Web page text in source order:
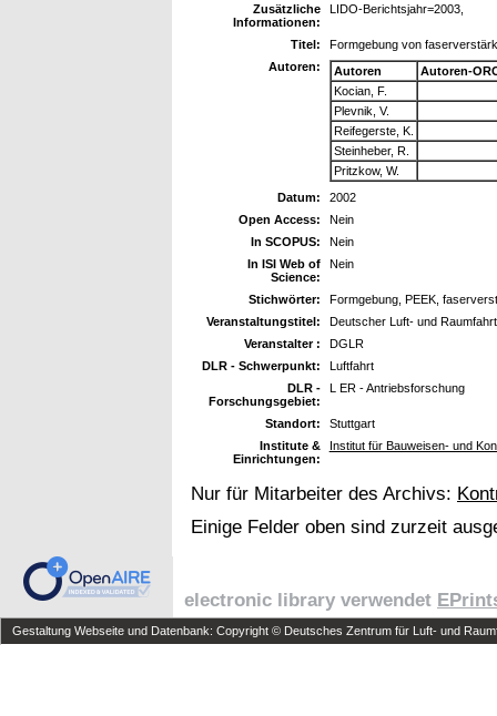
Zusätzliche
Informationen:
LIDO-Berichtsjahr=2003,
Titel:
Formgebung von
Autoren:
Autoren
Autoren-
Kocian, F.
Plevnik, V.
Reifegerste, K.
Steinheber, R.
Pritzkow, W.
Datum:
2002
Open Access:
Nein
In SCOPUS:
Nein
In ISI Web of
Science:
Nein
Stichwörter:
Formgebung, PEEK,
Veranstaltungstitel:
Deutscher Luft- und
Veranstalter :
DGLR
DLR - Schwerpunkt:
Luftfahrt
DLR -
Forschungsgebiet:
L ER - Antriebsforschung
Standort:
Stuttgart
Institute &
Einrichtungen:
Institut für Bauweisen- und
Nur für Mitarbeiter des Archivs:
Einige Felder oben sind zurzeit
electronic library verwendet
Gestaltung Webseite und Datenbank: Copyright © Deutsches Zentrum für Luft- und